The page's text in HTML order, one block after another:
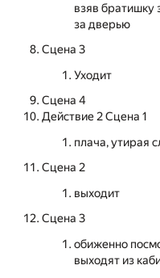
взяв братишку
за дверью
Сцена 3
Уходит
Сцена 4
Действие 2 Сцена 1
плача, утирая
Сцена 2
выходит
Сцена 3
обиженно
выходят из